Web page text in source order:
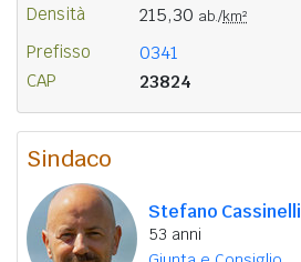
Densità 215,30 ab./km²
Prefisso 0341
CAP 23824
Sindaco
Stefano Cassinelli
53 anni